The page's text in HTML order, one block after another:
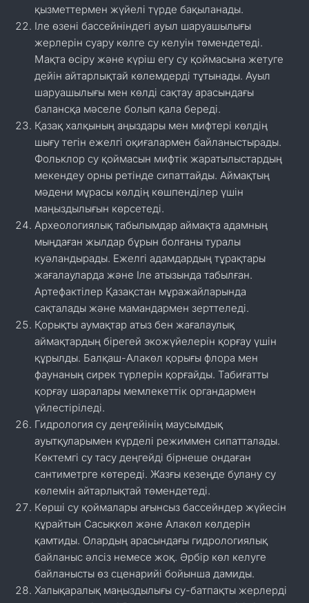
қызметтермен жүйелі түрде бақыланады.
Іле өзені бассейніндегі ауыл шаруашылығы
жерлерін суару көлге су келуін төмендетеді.
Мақта өсіру және күріш егу су қоймасына жетуге
дейін айтарлықтай көлемдерді тұтынады. Ауыл
шаруашылығы мен көлді сақтау арасындағы
балансқа мәселе болып қала береді.
Қазақ халқының аңыздары мен мифтері көлдің
шығу тегін ежелгі оқиғалармен байланыстырады.
Фольклор су қоймасын мифтік жаратылыстардың
мекендеу орны ретінде сипаттайды. Аймақтың
мәдени мұрасы көлдің көшпенділер үшін
маңыздылығын көрсетеді.
Археологиялық табылымдар аймақта адамның
мыңдаған жылдар бұрын болғаны туралы
куәландырады. Ежелгі адамдардың тұрақтары
жағалауларда және Іле атызында табылған.
Артефактілер Қазақстан мұражайларында
сақталады және мамандармен зерттеледі.
Қорықты аумақтар атыз бен жағалаулық
аймақтардың бірегей экожүйелерін қорғау үшін
құрылды. Балқаш-Алакөл қорығы флора мен
фаунаның сирек түрлерін қорғайды. Табиғатты
қорғау шаралары мемлекеттік органдармен
үйлестіріледі.
Гидрология су деңгейінің маусымдық
ауытқуларымен күрделі режиммен сипатталады.
Көктемгі су тасу деңгейді бірнеше ондаған
сантиметрге көтереді. Жазғы кезеңде булану су
көлемін айтарлықтай төмендетеді.
Көрші су қоймалары ағынсыз бассейндер жүйесін
құрайтын Сасықкөл және Алакөл көлдерін
қамтиды. Олардың арасындағы гидрологиялық
байланыс әлсіз немесе жоқ. Әрбір көл келуге
байланысты өз сценарийі бойынша дамиды.
Халықаралық маңыздылығы су-батпақты жерлерді